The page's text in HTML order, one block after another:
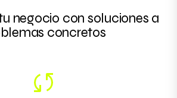
negocio con soluciones a
concretos